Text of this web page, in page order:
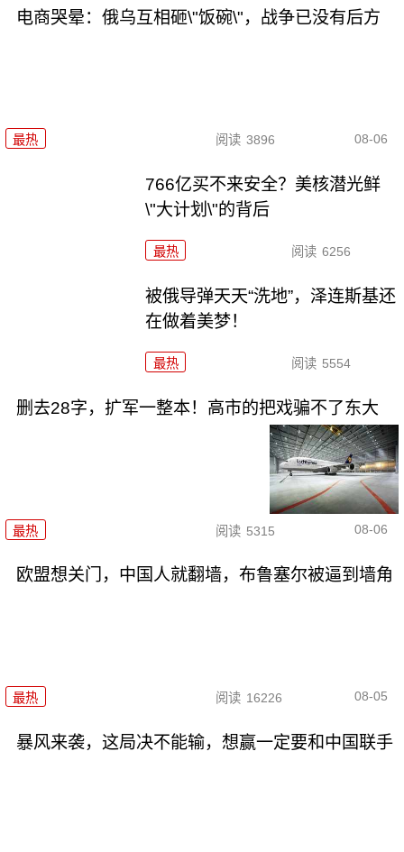
电商哭晕：俄乌互相砸\"饭碗\"，战争已没有后方
最热 阅读 3896 08-06
766亿买不来安全？美核潜光鲜
\"大计划\"的背后
最热 阅读 6256
被俄导弹天天“洗地”，泽连斯基还
在做着美梦！
最热 阅读 5554
删去28字，扩军一整本！高市的把戏骗不了东大
最热 阅读 5315 08-06
欧盟想关门，中国人就翻墙，布鲁塞尔被逼到墙角
最热 阅读 16226 08-05
暴风来袭，这局决不能输，想赢一定要和中国联手